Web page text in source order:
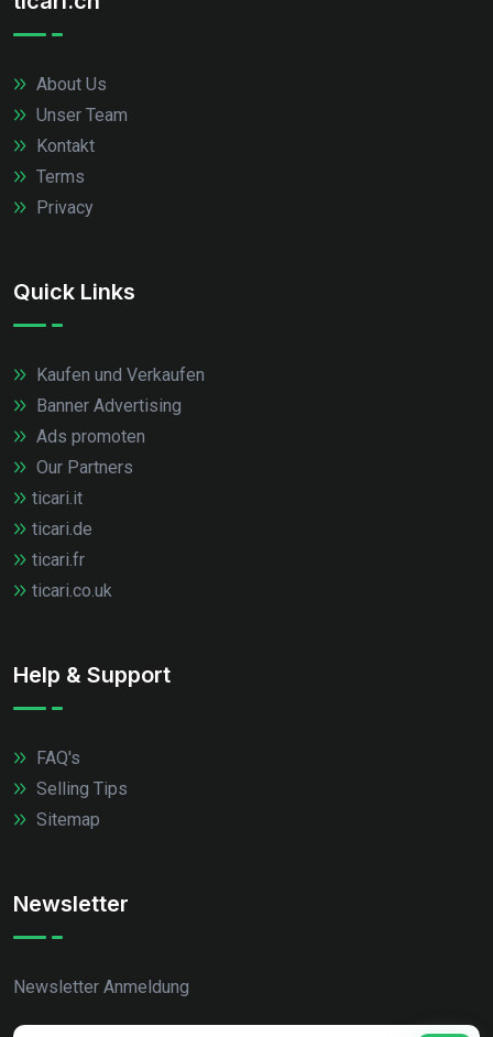
About Us
Unser Team
Kontakt
Terms
Privacy
Quick Links
Kaufen und Verkaufen
Banner Advertising
Ads promoten
Our Partners
ticari.it
ticari.de
ticari.fr
ticari.co.uk
Help & Support
FAQ's
Selling Tips
Sitemap
Newsletter
Newsletter Anmeldung